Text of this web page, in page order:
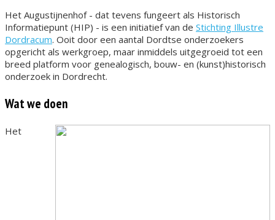
Het Augustijnenhof - dat tevens fungeert als Historisch
Informatiepunt (HIP) - is een initiatief van de Stichting Illustre
Dordracum. Ooit door een aantal Dordtse onderzoekers
opgericht als werkgroep, maar inmiddels uitgegroeid tot een
breed platform voor genealogisch, bouw- en (kunst)historisch
onderzoek in Dordrecht.
Wat we doen
Het